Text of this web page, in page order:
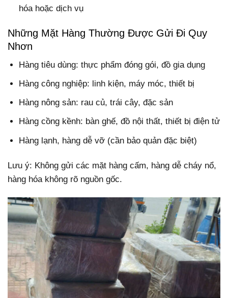
hóa hoặc dịch vụ
Những Mặt Hàng Thường Được Gửi Đi Quy
Nhơn
Hàng tiêu dùng: thực phẩm đóng gói, đồ gia dụng
Hàng công nghiệp: linh kiện, máy móc, thiết bị
Hàng nông sản: rau củ, trái cây, đặc sản
Hàng cồng kềnh: bàn ghế, đồ nội thất, thiết bị điện tử
Hàng lạnh, hàng dễ vỡ (cần bảo quản đặc biệt)
Lưu ý: Không gửi các mặt hàng cấm, hàng dễ cháy nổ,
hàng hóa không rõ nguồn gốc.